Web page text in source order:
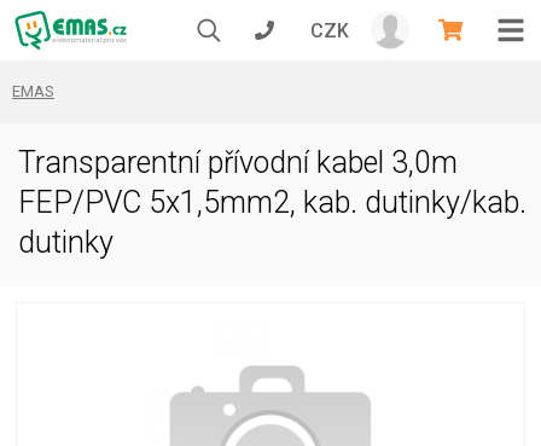
CZK
EMAS
Transparentní přívodní kabel 3,0m
FEP/PVC 5x1,5mm2, kab. dutinky/kab.
dutinky